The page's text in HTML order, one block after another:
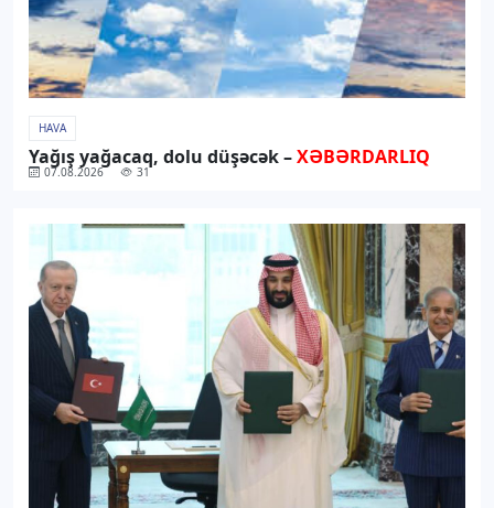
HAVA
Yağış yağacaq, dolu düşəcək –XƏBƏRDARLIQ
07.08.2026 31